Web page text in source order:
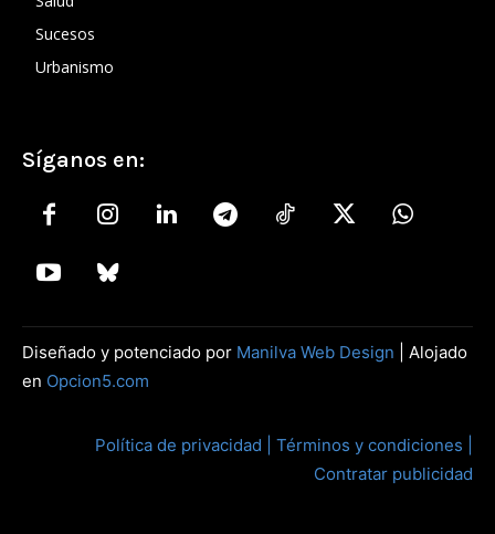
Sucesos
Urbanismo
Síganos en:
Diseñado y potenciado por Manilva Web Design | Alojado
en Opcion5.com
Política de privacidad | Términos y condiciones |
Contratar publicidad